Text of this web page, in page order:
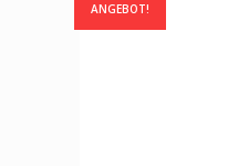
ANGEBOT!